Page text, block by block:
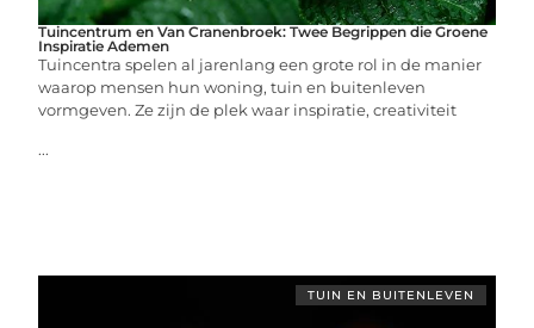
Tuincentrum en Van Cranenbroek: Twee Begrippen die Groene
Inspiratie Ademen
Tuincentra spelen al jarenlang een grote rol in de manier
waarop mensen hun woning, tuin en buitenleven
vormgeven. Ze zijn de plek waar inspiratie, creativiteit
...
TUIN EN BUITENLEVEN